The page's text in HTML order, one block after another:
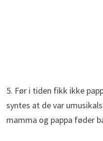
5. Før i tiden fikk ikke
syntes at de var
mamma og pappa føder